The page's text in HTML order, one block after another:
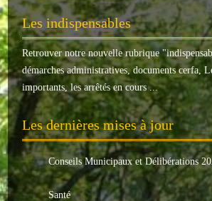
Guide annuel
Histoire
Galerie
LA MAIRIE
Horaires
Agence postale
Les indispensables
Retrouver notre nouvelle rubrique "
démarches administratives, documents cerfa,
importants, les arrêtés en cours ...
Les dernières mises à jour
Conseils Municipaux et Délibérations
Santé